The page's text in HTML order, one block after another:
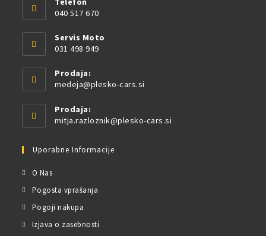
040 517 670
Servis Moto
031 498 949
Prodaja:
medeja@plesko-cars.si
Prodaja:
mitja.razloznik@plesko-cars.si
Uporabne Informacije
O Nas
Pogosta vprašanja
Pogoji nakupa
Izjava o zasebnosti